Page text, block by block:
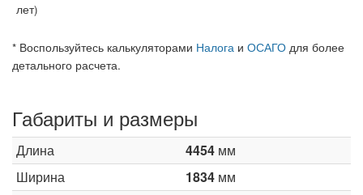
лет)
* Воспользуйтесь калькуляторами Налога и ОСАГО для более
детального расчета.
Габариты и размеры
Длина 4454 мм
Ширина
1834 мм